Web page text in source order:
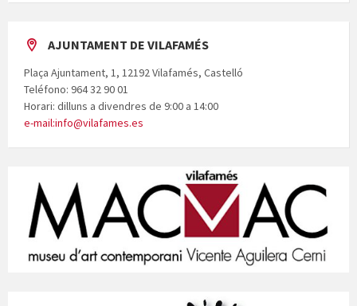
AJUNTAMENT DE VILAFAMÉS
Plaça Ajuntament, 1, 12192 Vilafamés, Castelló
Teléfono: 964 32 90 01
Horari: dilluns a divendres de 9:00 a 14:00
e-mail:info@vilafames.es